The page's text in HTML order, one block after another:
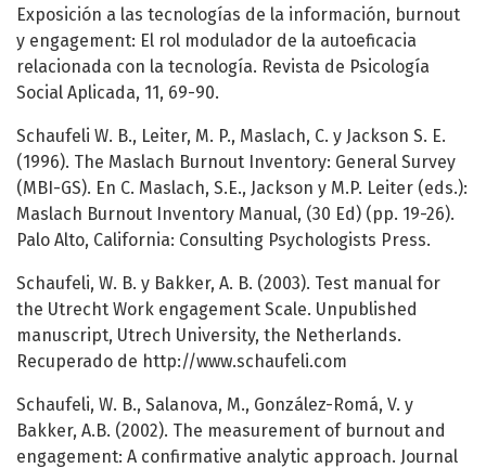
Exposición a las tecnologías de la información, burnout
y engagement: El rol modulador de la autoeficacia
relacionada con la tecnología. Revista de Psicología
Social Aplicada, 11, 69-90.
Schaufeli W. B., Leiter, M. P., Maslach, C. y Jackson S. E.
(1996). The Maslach Burnout Inventory: General Survey
(MBI-GS). En C. Maslach, S.E., Jackson y M.P. Leiter (eds.):
Maslach Burnout Inventory Manual, (30 Ed) (pp. 19-26).
Palo Alto, California: Consulting Psychologists Press.
Schaufeli, W. B. y Bakker, A. B. (2003). Test manual for
the Utrecht Work engagement Scale. Unpublished
manuscript, Utrech University, the Netherlands.
Recuperado de http://www.schaufeli.com
Schaufeli, W. B., Salanova, M., González-Romá, V. y
Bakker, A.B. (2002). The measurement of burnout and
engagement: A confirmative analytic approach. Journal